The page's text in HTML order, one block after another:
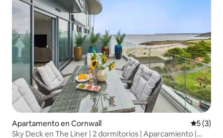
Apartamento en Cornwall
5 (3)
Sky Deck en The Liner | 2 dormitorios | Aparcamiento |